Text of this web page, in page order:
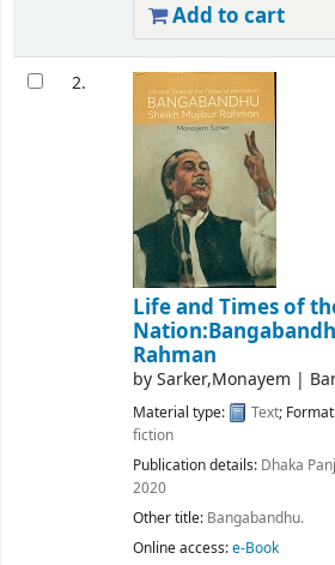
Add to cart
2.
Life and Times of
Rahman
bySarker,Monayem |
Material type: Text;
fiction
Publication details: Dhaka
2020
Other title: Bangabandhu.
Online access:e-Book